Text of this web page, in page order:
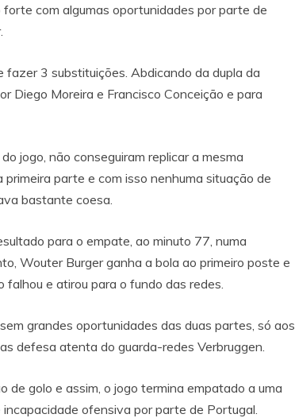
com algumas oportunidades por parte de
3 substituições. Abdicando da dupla da
Diego Moreira e Francisco Conceição e para
jogo, não conseguiram replicar a mesma
parte e com isso nenhuma situação de
bastante coesa.
para o empate, ao minuto 77, numa
Wouter Burger ganha a bola ao primeiro poste e
e atirou para o fundo das redes.
grandes oportunidades das duas partes, só aos
defesa atenta do guarda-redes Verbruggen.
de golo e assim, o jogo termina empatado a uma
ofensiva por parte de Portugal.